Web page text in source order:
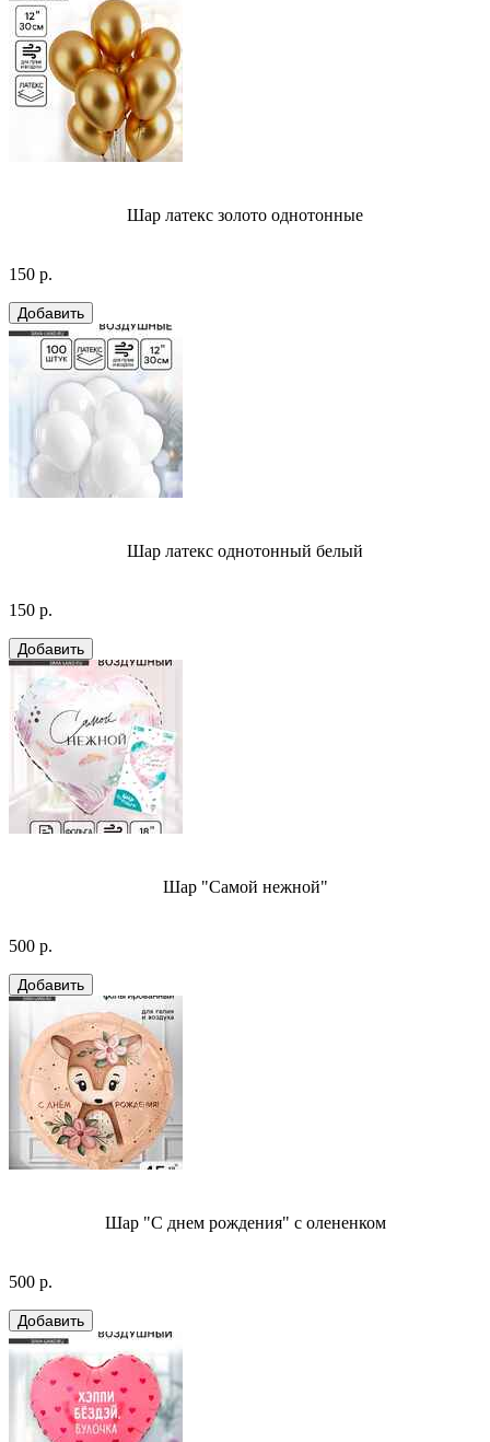
Шар латекс золото однотонные
150 р.
Шар латекс однотонный белый
150 р.
Шар "Самой нежной"
500 р.
Шар "С днем рождения" с олененком
500 р.